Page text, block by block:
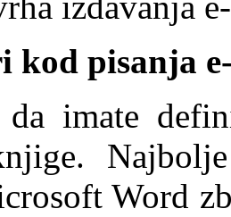
kod pisanja
imate
Word